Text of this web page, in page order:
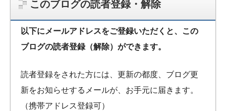
害・
自閉
症児
者
障害
を
能力
このブログの読者登録・解除
以下にメールアドレスをご登録いただくと、この
ブログの読者登録（解除）ができます。
読者登録をされた方には、更新の都度、ブログ更
新をお知らせするメールが、お手元に届きます。
（携帯アドレス登録可）